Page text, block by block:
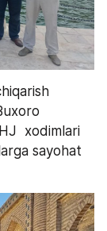
xodimlari
sayohat